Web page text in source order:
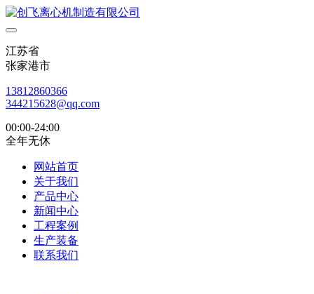
江苏省
张家港市
13812860366
344215628@qq.com
00:00-24:00
全年无休
网站首页
关于我们
产品中心
新闻中心
工程案例
生产装备
联系我们